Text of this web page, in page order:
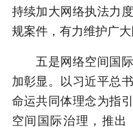
持续加大网络执法力
规案件，有力维护广大
五是网络空间国际
加彰显。以习近平总
命运共同体理念为指
空间国际治理，推出